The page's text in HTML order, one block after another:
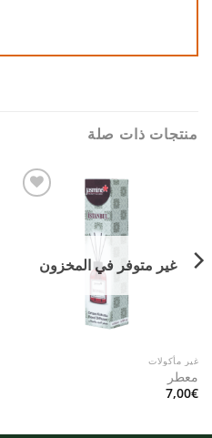
منتجات ذات صلة
غير متوفر في المخزون
غير مأكولات
معطر
7,00€